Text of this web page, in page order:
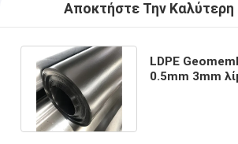
Αποκτήστε Την Καλύτερη
LDPE
0.5mm 3mm